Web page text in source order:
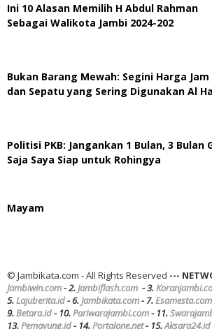
Ini 10 Alasan Memilih H Abdul Rahman
Sebagai Walikota Jambi 2024-202
Bukan Barang Mewah: Segini Harga Jam
dan Sepatu yang Sering Digunakan Al
Politisi PKB: Jangankan 1 Bulan, 3 Bulan
Saja Saya Siap untuk Rohingya
Mayam
© Jambikata.com - All Rights Reserved ---
Jambiwin.com- 2.Jambiflash.com - 3.
5.Lajuberita.id- 6.Jambikata.com- 7.Esamesta.com
9.Betara.id- 10.Pariwarajambi.com- 11.
13.Pemayung.id- 14.Portalone.net- 15.Aksara24.id